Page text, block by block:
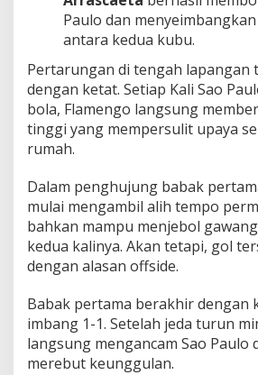
Paulo dan
antara kedua kubu.
Pertarungan di tengah lapangan
dengan ketat. Setiap Kali Sao
bola, Flamengo langsung
tinggi yang mempersulit upaya
rumah.
Dalam penghujung babak
mulai mengambil alih tempo
bahkan mampu menjebol
kedua kalinya. Akan tetapi, gol
dengan alasan offside.
Babak pertama berakhir dengan
imbang 1-1. Setelah jeda turun
langsung mengancam Sao Paulo
merebut keunggulan.